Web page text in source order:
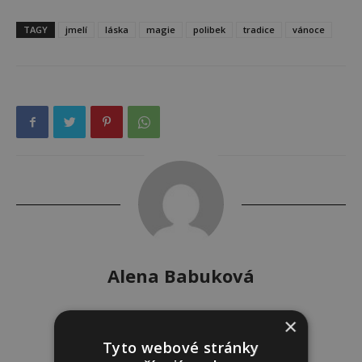
TAGY jmelí láska magie polibek tradice vánoce
Alena Babuková
×
Tyto webové stránky